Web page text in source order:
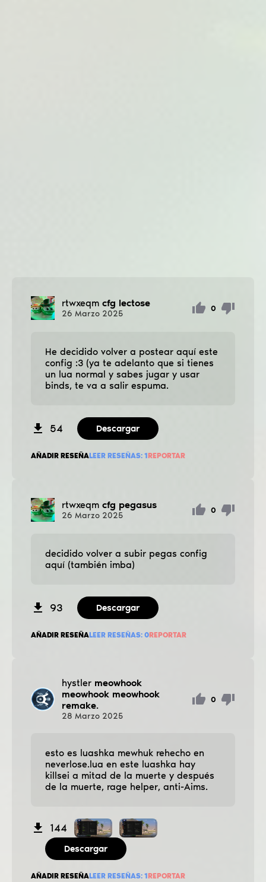
rtwxeqm cfg lectose
26 Marzo 2025
0
He decidido volver a postear aquí este
config :3 (ya te adelanto que si tienes
un lua normal y sabes jugar y usar
binds, te va a salir espuma.
54 Descargar
AÑADIR RESEÑALEER RESEÑAS: 1REPORTAR
rtwxeqm cfg pegasus
26 Marzo 2025
0
decidido volver a subir pegas config
aquí (también imba)
93 Descargar
AÑADIR RESEÑALEER RESEÑAS: 0REPORTAR
hystler meowhook
meowhook meowhook
remake.
28 Marzo 2025
0
esto es luashka mewhuk rehecho en
neverlose.lua en este luashka hay
killsei a mitad de la muerte y después
de la muerte, rage helper, anti-Aims.
144
Descargar
AÑADIR RESEÑALEER RESEÑAS: 1REPORTAR